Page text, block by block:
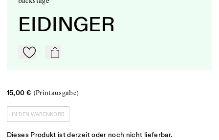
EIDINGER
Zu Mein-TdZ hinzufügen
mail
15,00 € (Printausgabe)
IN DEN WARENKORB
Dieses Produkt ist derzeit oder noch nicht lieferbar.